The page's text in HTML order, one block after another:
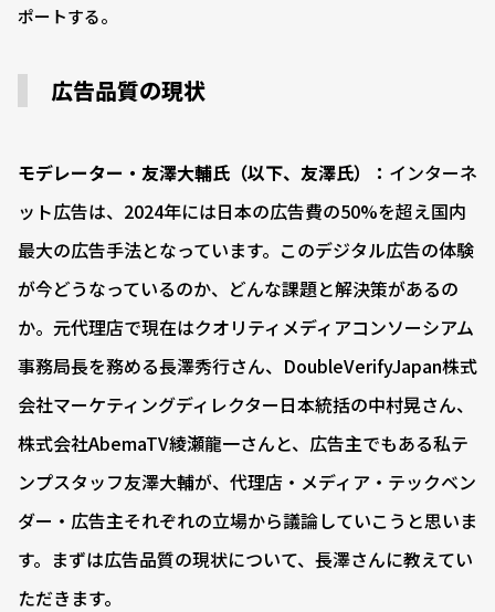
ポートする。
広告品質の現状
モデレーター・友澤大輔氏（以下、友澤氏）： インターネ
ット広告は、2024年には日本の広告費の50%を超え国内
最大の広告手法となっています。このデジタル広告の体験
が今どうなっているのか、どんな課題と解決策があるの
か。元代理店で現在はクオリティメディアコンソーシアム
事務局長を務める長澤秀行さん、DoubleVerifyJapan株式
会社マーケティングディレクター日本統括の中村晃さん、
株式会社AbemaTV綾瀬龍一さんと、広告主でもある私テ
ンプスタッフ友澤大輔が、代理店・メディア・テックベン
ダー・広告主それぞれの立場から議論していこうと思いま
す。まずは広告品質の現状について、長澤さんに教えてい
ただきます。